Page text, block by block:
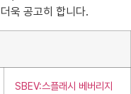
욱 공고히 합니다.
SBEV:스플래시 베버리지